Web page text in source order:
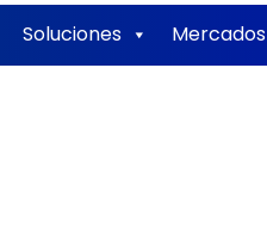
Soluciones Mercados